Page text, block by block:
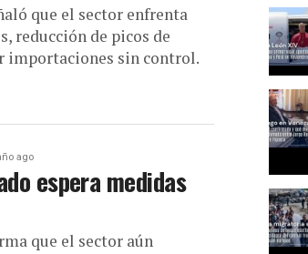
que el sector enfrenta
reducción de picos de
importaciones sin control.
ago
espera medidas
que el sector aún